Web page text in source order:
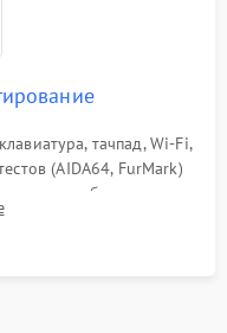
тачпад, Wi-Fi,
(AIDA64, FurMark)
и стабильности